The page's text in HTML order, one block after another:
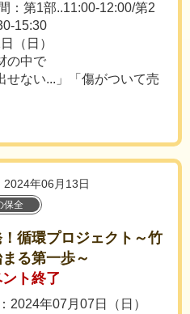
：第1部..11:00-12:00/第2
15:30
（日）
の中で
せない...」「傷がついて売
2024年06月13日
保全
循環プロジェクト～竹
る第一歩～
ト終了
2024年07月07日（日）